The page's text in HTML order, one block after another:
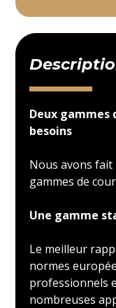
Deux
besoins
Nous avons fait
gammes de
Une gamme
Le meilleur
normes
professionnels
nombreuses